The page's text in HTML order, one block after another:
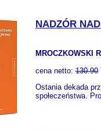
NADZÓR
MROCZKOWSKI
cena netto: 130.90
Ostania dekada
społeczeństwa.